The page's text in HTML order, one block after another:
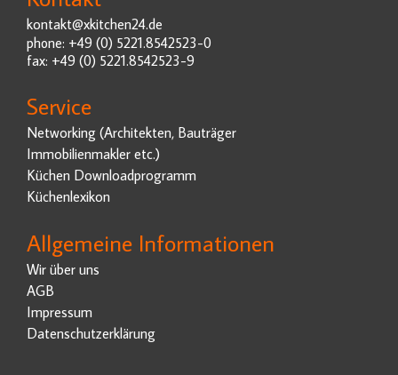
kontakt@xkitchen24.de
phone: +49 (0) 5221.8542523-0
fax: +49 (0) 5221.8542523-9
Service
Networking (Architekten, Bauträger
Immobilienmakler etc.)
Küchen Downloadprogramm
Küchenlexikon
Allgemeine Informationen
Wir über uns
AGB
Impressum
Datenschutzerklärung